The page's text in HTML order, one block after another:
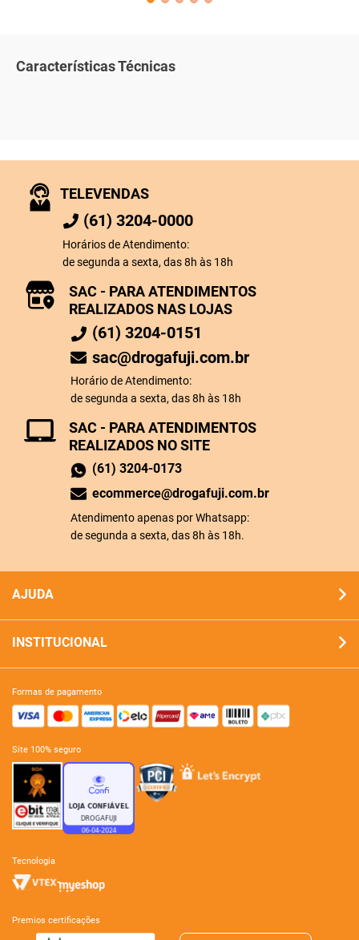
Características Técnicas
TELEVENDAS
(61) 3204-0000
Horários de Atendimento:
de segunda a sexta, das 8h às 18h
SAC - PARA ATENDIMENTOS
REALIZADOS NO SITE
(61) 3204-0173
ecommerce@drogafuji.com.br
Atendimento apenas por Whatsapp:
de segunda a sexta, das 8h às 18h.
SAC - PARA ATENDIMENTOS
REALIZADOS NAS LOJAS
(61) 3204-0151
sac@drogafuji.com.br
Horário de Atendimento:
de segunda a sexta, das 8h às 18h
AJUDA
INSTITUCIONAL
formas de pagamento
site 100% seguro
tecnologia
premios certificações